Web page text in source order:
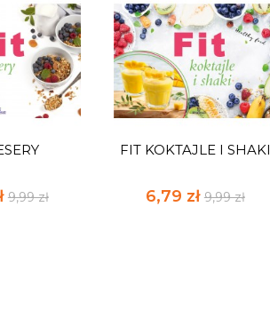
9,99 zł
FIT KOKTAJLE I SHAKI
6,79 zł 9,99 zł